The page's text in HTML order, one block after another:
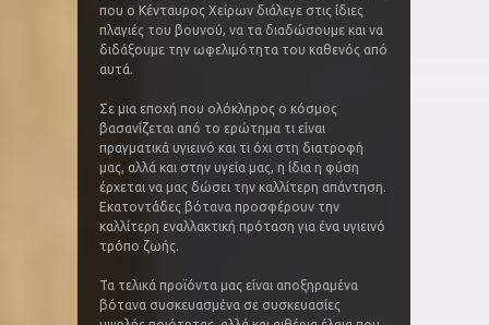
που ο Κένταυρος Χείρων διάλεγε στις ίδιες
πλαγιές του βουνού, να τα διαδώσουμε και να
διδάξουμε την ωφελιμότητα του καθενός από
αυτά.
Σε μια εποχή που ολόκληρος ο κόσμος
βασανίζεται από το ερώτημα τι είναι
πραγματικά υγιεινό και τι όχι στη διατροφή
μας, αλλά και στην υγεία μας, η ίδια η φύση
έρχεται να μας δώσει την καλλίτερη απάντηση.
Εκατοντάδες βότανα προσφέρουν την
καλλίτερη εναλλακτική πρόταση για ένα υγιεινό
τρόπο ζωής.
Τα τελικά προϊόντα μας είναι αποξηραμένα
βότανα συσκευασμένα σε συσκευασίες